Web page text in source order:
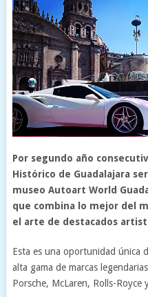
Por segundo año
Histórico de Guadalajara
museo Autoart World
que combina lo mejor del
el arte de destacados
Esta es una oportunidad única
alta gama de marcas
Porsche, McLaren, Rolls-Royce